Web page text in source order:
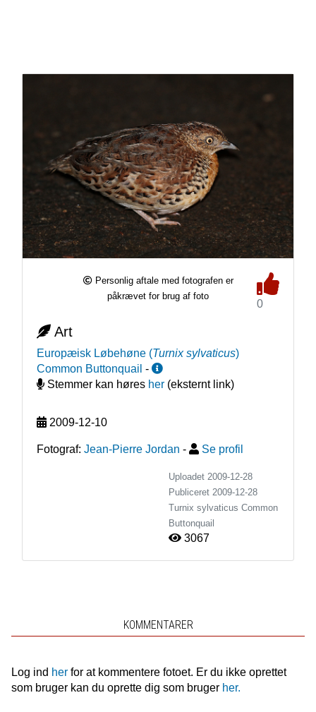
Personlig aftale med fotografen er
påkrævet for brug af foto
0
Art
Europæisk Løbehøne (Turnix sylvaticus)
Common Buttonquail -
Stemmer kan høres her(eksternt link)
2009-12-10
Fotograf: Jean-Pierre Jordan - Se profil
Uploadet 2009-12-28
Publiceret 2009-12-28
Turnix sylvaticus Common
Buttonquail
3067
KOMMENTARER
Log ind herfor at kommentere fotoet. Er du ikke oprettet
som bruger kan du oprette dig som bruger her.